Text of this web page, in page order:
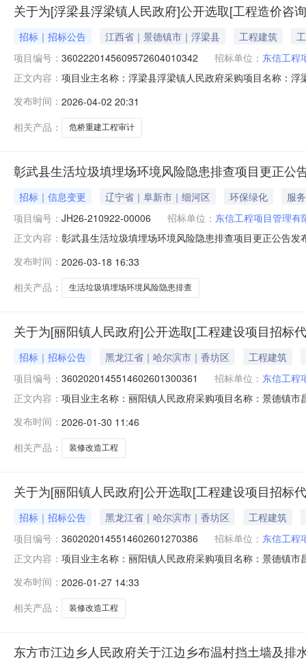
关于为[浮梁县浮梁镇人民政府]公开选取[工程造价咨
招标｜招标公告 江西省｜景德镇市｜浮梁县 工程建筑
项目编号： 3602220145609572604010342 招标单位： 东信工程
正文内容： 项目业主名称：浮梁县浮梁镇人民政府采购项目名称：
时间：15（个工作日）资质要求：备案要求说明：无其
工程管理有限公司资金来源：财政性
发布时间： 2026-04-02 20:31
相关产品：
危桥重建工程审计
彰武县生活垃圾填埋场环境风险隐患排查项目更正公
招标｜信息变更 辽宁省｜阜新市｜细河区 环保绿化
服务
项目编号： JH26-210922-00006 招标单位： 东信工程项目管理有
正文内容： 彰武县生活垃圾填埋场环境风险隐患排查项目更正公告
查项目首次公告日期：2026-03-10二、更正信息更正事
发布时间： 2026-03-18 16:33
相关产品：
生活垃圾填埋场环境风险隐患排查
关于为[丽阳镇人民政府]公开选取[工程建设项目招标
招标｜招标公告 黑龙江省｜哈尔滨市｜香坊区
工程建筑
项目编号： 3602020145514602601300361 招标单位： 东信工程
正文内容： 项目业主名称：丽阳镇人民政府采购项目名称：景德镇
文计算。服务内容：室内基础装修，水电安装和室外场
介方式：邀请直选+竞
发布时间： 2026-01-30 11:46
相关产品：
装修改造工程
关于为[丽阳镇人民政府]公开选取[工程建设项目招标
招标｜招标公告 黑龙江省｜哈尔滨市｜香坊区
工程建筑
项目编号： 3602020145514602601270386 招标单位： 东信工程
正文内容： 项目业主名称：丽阳镇人民政府采购项目名称：景德镇
文计算。服务内容：室内基础装修，水电安装和室外场
方式：邀请直选+竞价
发布时间： 2026-01-27 14:33
相关产品：
装修改造工程
东方市江边乡人民政府关于江边乡布温村挡土墙及